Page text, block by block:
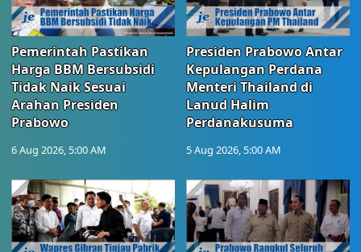
Pemerintah Pastikan
Harga BBM Bersubsidi
Tidak Naik Sesuai
Arahan Presiden
Prabowo
6 Aug 2026, 5:00 AM
Presiden Prabowo Antar
Kepulangan Perdana
Menteri Thailand di
Lanud Halim
Perdanakusuma
5 Aug 2026, 5:00 AM